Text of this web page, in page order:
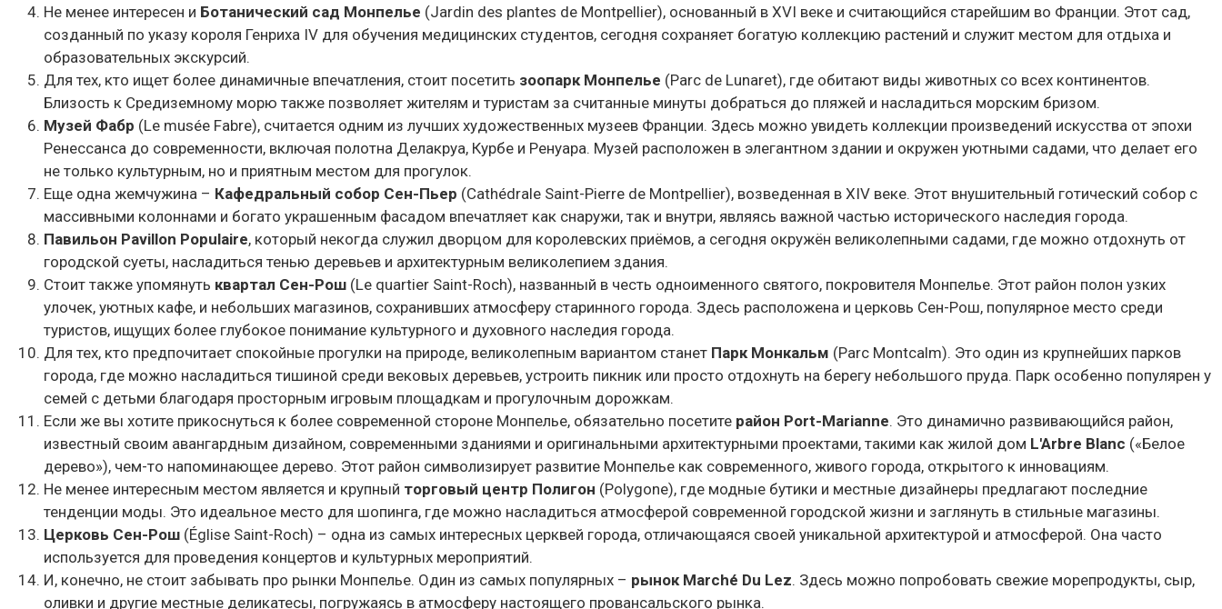
Не менее интересен и Ботанический сад Монпелье (Jardin des plantes de Montpellier), основанный в XVI веке и считающийся старейшим во Франции. Этот сад,
созданный по указу короля Генриха IV для обучения медицинских студентов, сегодня сохраняет богатую коллекцию растений и служит местом для отдыха и
образовательных экскурсий.
Для тех, кто ищет более динамичные впечатления, стоит посетить зоопарк Монпелье (Parc de Lunaret), где обитают виды животных со всех континентов.
Близость к Средиземному морю также позволяет жителям и туристам за считанные минуты добраться до пляжей и насладиться морским бризом.
Музей Фабр (Le musée Fabre), считается одним из лучших художественных музеев Франции. Здесь можно увидеть коллекции произведений искусства от эпохи
Ренессанса до современности, включая полотна Делакруа, Курбе и Ренуара. Музей расположен в элегантном здании и окружен уютными садами, что делает его
не только культурным, но и приятным местом для прогулок.
Еще одна жемчужина – Кафедральный собор Сен-Пьер (Cathédrale Saint-Pierre de Montpellier), возведенная в XIV веке. Этот внушительный готический собор с
массивными колоннами и богато украшенным фасадом впечатляет как снаружи, так и внутри, являясь важной частью исторического наследия города.
Павильон Pavillon Populaire, который некогда служил дворцом для королевских приёмов, а сегодня окружён великолепными садами, где можно отдохнуть от
городской суеты, насладиться тенью деревьев и архитектурным великолепием здания.
Стоит также упомянуть квартал Сен-Рош (Le quartier Saint-Roch), названный в честь одноименного святого, покровителя Монпелье. Этот район полон узких
улочек, уютных кафе, и небольших магазинов, сохранивших атмосферу старинного города. Здесь расположена и церковь Сен-Рош, популярное место среди
туристов, ищущих более глубокое понимание культурного и духовного наследия города.
Для тех, кто предпочитает спокойные прогулки на природе, великолепным вариантом станет Парк Монкальм (Parc Montcalm). Это один из крупнейших парков
города, где можно насладиться тишиной среди вековых деревьев, устроить пикник или просто отдохнуть на берегу небольшого пруда. Парк особенно популярен у
семей с детьми благодаря просторным игровым площадкам и прогулочным дорожкам.
Если же вы хотите прикоснуться к более современной стороне Монпелье, обязательно посетите район Port-Marianne. Это динамично развивающийся район,
известный своим авангардным дизайном, современными зданиями и оригинальными архитектурными проектами, такими как жилой дом L′Arbre Blanc («Белое
дерево»), чем-то напоминающее дерево. Этот район символизирует развитие Монпелье как современного, живого города, открытого к инновациям.
Не менее интересным местом является и крупный торговый центр Полигон (Polygone), где модные бутики и местные дизайнеры предлагают последние
тенденции моды. Это идеальное место для шопинга, где можно насладиться атмосферой современной городской жизни и заглянуть в стильные магазины.
Церковь Сен-Рош (Église Saint-Roch) – одна из самых интересных церквей города, отличающаяся своей уникальной архитектурой и атмосферой. Она часто
используется для проведения концертов и культурных мероприятий.
И, конечно, не стоит забывать про рынки Монпелье. Один из самых популярных – рынок Marché Du Lez. Здесь можно попробовать свежие морепродукты, сыр,
оливки и другие местные деликатесы, погружаясь в атмосферу настоящего провансальского рынка.